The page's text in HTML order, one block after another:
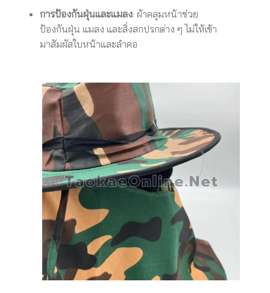
การป้องกันฝุ่นและแมลง: ผ้าคลุมหน้าช่วย
ป้องกันฝุ่น แมลง และสิ่งสกปรกต่าง ๆ ไม่ให้เข้า
มาสัมผัสใบหน้าและลำคอ